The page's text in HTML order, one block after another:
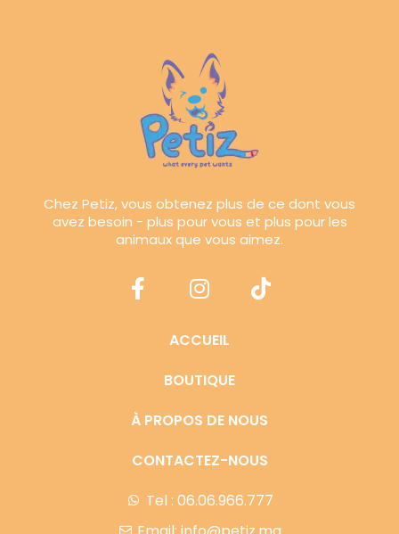
Chez Petiz, vous obtenez plus de ce dont vous
avez besoin - plus pour vous et plus pour les
animaux que vous aimez.
ACCUEIL
BOUTIQUE
À PROPOS DE NOUS
CONTACTEZ-NOUS
Tel : 06.06.966.777